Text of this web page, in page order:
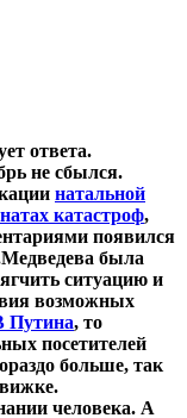
ответа.
не сбылся.
натальной
катастроф,
появился
была
ситуацию и
возможных
Путина, то
посетителей
больше, так
человека. А